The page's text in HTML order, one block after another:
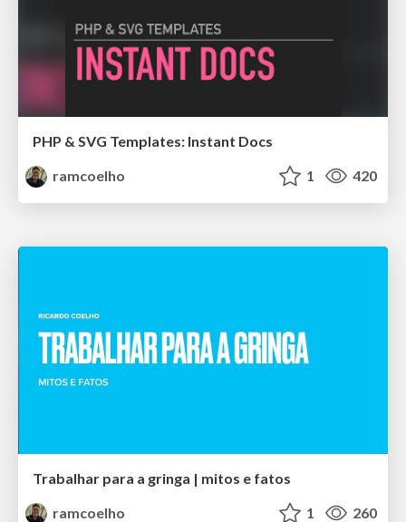
PHP & SVG Templates: Instant Docs
ramcoelho
1 420
Trabalhar para a gringa | mitos e fatos
ramcoelho
1 260